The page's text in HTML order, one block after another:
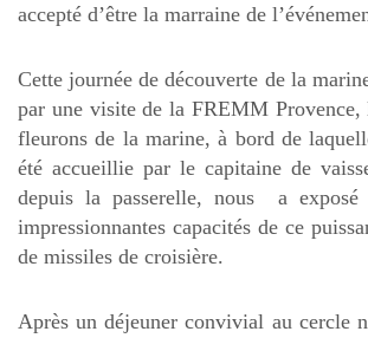
accepté d’être la marraine de
Cette journée de découverte de la
par une visite de la FREMM Provence,
fleurons de la marine, à bord de
été accueillie par le capitaine de
depuis la passerelle, nous a
impressionnantes capacités de ce
de missiles de croisière.
Après un déjeuner convivial au cercle